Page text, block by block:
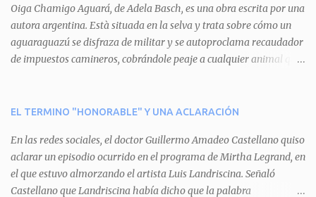
a
r
i
o
Oiga Chamigo Aguará, de Adela Basch, es una obra escrita por una
autora argentina. Està situada en la selva y trata sobre cómo un
aguaraguazú se disfraza de militar y se autoproclama recaudador
de impuestos camineros, cobrándole peaje a cualquier animal que
aguará le provoca. De igual manera pasa con Tatú, el armadillo.
del aguará y pasa sin pagar. Por último, Tui, la cotorra, deja
expuesta la mentira del aguará y arenga a los otros tres
personajes a unirse para enfrentarlo. Finalmente, terminan por
quitarle el disfraz de militar, y el aguará huye despavorido al verse
EL TERMINO "HONORABLE" Y UNA ACLARACIÓN
En las redes sociales, el doctor Guillermo Amadeo Castellano quiso
aclarar un episodio ocurrido en el programa de Mirtha Legrand, en
el que estuvo almorzando el artista Luis Landriscina. Señaló
Castellano que Landriscina había dicho que la palabra